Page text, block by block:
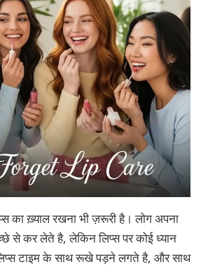
का ख़्याल रखना भी ज़रूरी है। लोग अपना
से कर लेते है, लेकिन लिप्स पर कोई ध्यान
टाइम के साथ रूखे पड़ने लगते है, और साथ